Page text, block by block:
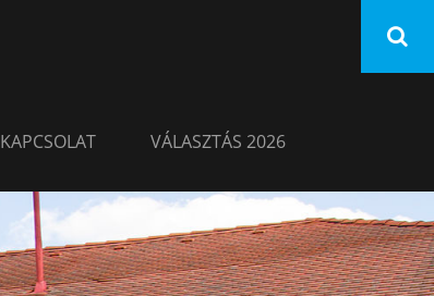
KAPCSOLAT VÁLASZTÁS 2026